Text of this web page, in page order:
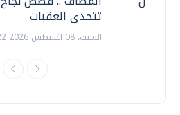
تتحدى العقبات
السبت، 08 اغسطس 2026 11:22 ص